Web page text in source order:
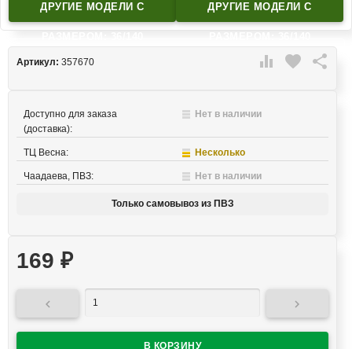
ДРУГИЕ МОДЕЛИ C ДРУГИЕ МОДЕЛИ C
 favorite 
Артикул: 357670
Доступно для заказа
(доставка):
Нет в наличии
ТЦ Весна: Несколько
Чаадаева, ПВЗ: Нет в наличии
Только самовывоз из ПВЗ
169 ₽
 